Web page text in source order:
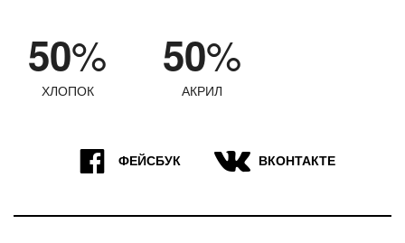
50%
ХЛОПОК
50%
АКРИЛ
9 ФЕЙСБУК 7 ВКОНТАКТЕ